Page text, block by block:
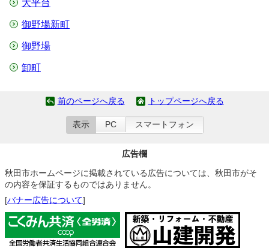
大平台
御野場新町
御野場
卸町
前のページへ戻る トップページへ戻る
表示 PC スマートフォン
広告欄
秋田市ホームページに掲載されている広告については、秋田市がそ
の内容を保証するものではありません。
[バナー広告について]